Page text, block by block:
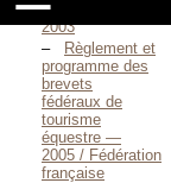
d’équitation,
2003
Règlement et
programme des
brevets
fédéraux de
tourisme
équestre —
2005 / Fédération
française